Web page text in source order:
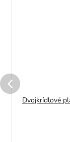
Dvojkrídlové